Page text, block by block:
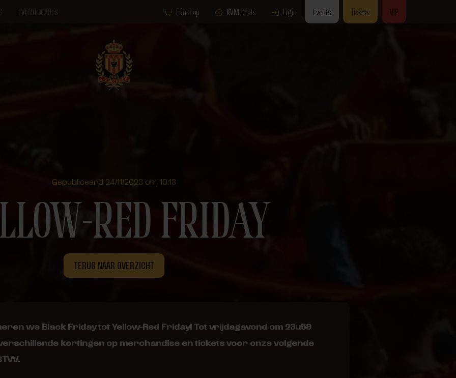
Fanshop KVM Deals Login Events Tickets VIP
Gepubliceerd 24/11/2023 om 10:13
RED FRIDAY
TERUG NAAR OVERZICHT
we Black Friday tot Yellow-Red Friday! Tot vrijdagavond om 23u59
kortingen op merchandise en tickets voor onze volgende